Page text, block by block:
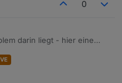
0
darin liegt - hier eine
true und countFalseSetting
immer noch problem,